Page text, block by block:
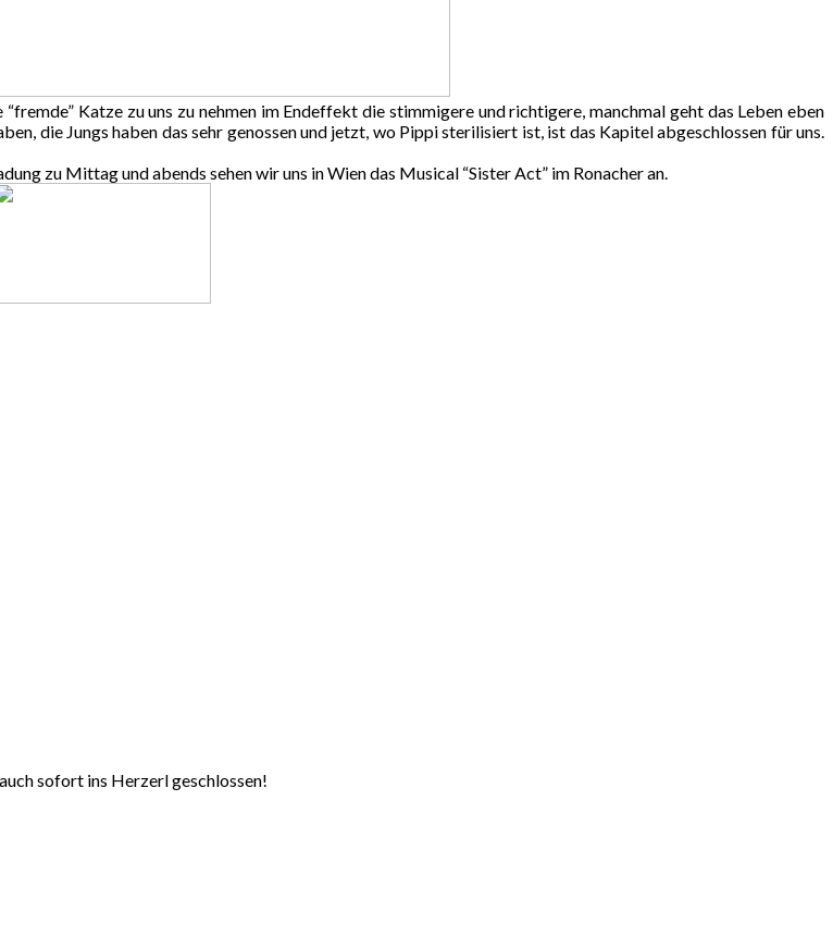
Katze zu uns zu nehmen im Endeffekt die stimmigere und richtigere, manchmal geht das Leben eben
die Jungs haben das sehr genossen und jetzt, wo Pippi sterilisiert ist, ist das Kapitel abgeschlossen für uns.
zu Mittag und abends sehen wir uns in Wien das Musical “Sister Act” im Ronacher an.
sofort ins Herzerl geschlossen!